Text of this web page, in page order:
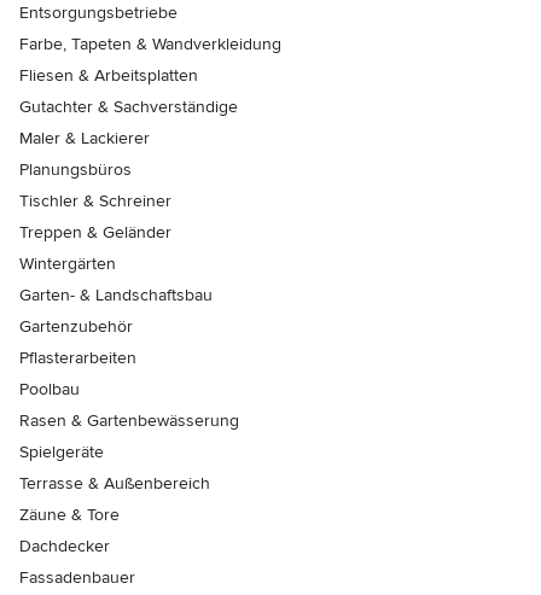
Entsorgungsbetriebe
Farbe, Tapeten & Wandverkleidung
Fliesen & Arbeitsplatten
Gutachter & Sachverständige
Maler & Lackierer
Planungsbüros
Tischler & Schreiner
Treppen & Geländer
Wintergärten
Garten- & Landschaftsbau
Gartenzubehör
Pflasterarbeiten
Poolbau
Rasen & Gartenbewässerung
Spielgeräte
Terrasse & Außenbereich
Zäune & Tore
Dachdecker
Fassadenbauer